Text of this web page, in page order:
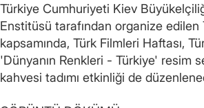
Türkiye Cumhuriyeti Kiev
Enstitüsü tarafından organize edilen
kapsamında, Türk Filmleri Haftası,
'Dünyanın Renkleri - Türkiye' resim
kahvesi tadımı etkinliği de